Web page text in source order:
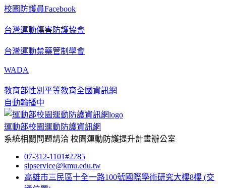
校園防護員Facebook
台灣運動傷害防護協會
台灣運動禁藥管制學會
WADA
教育部性別平等教育全國資訊網
自動輪播中
運動部校園運動防護資訊網
系統相關問題請洽 校園運動防護提升計畫辦公室
07-312-1101#2285
sipservice@kmu.edu.tw
高雄市三民區十全一路100號國際學術研究大樓8樓 (交